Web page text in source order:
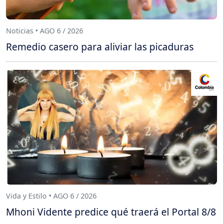
Noticias • AGO 6 / 2026
Remedio casero para aliviar las picaduras
Vida y Estilo • AGO 6 / 2026
Mhoni Vidente predice qué traerá el Portal 8/8